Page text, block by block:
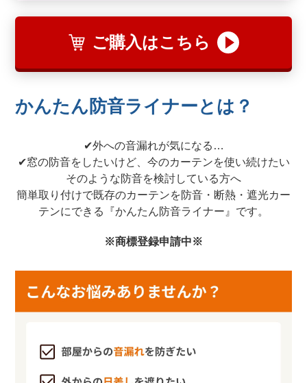
ご購入はこちら
かんたん防音ライナーとは？
✔︎外への音漏れが気になる…
✔︎窓の防音をしたいけど、今のカーテンを使い続けたい
そのような防音を検討している方へ
簡単取り付けで既存のカーテンを防音・断熱・遮光カー
テンにできる『かんたん防音ライナー』です。
※商標登録申請中※